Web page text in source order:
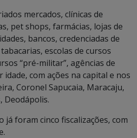
mercados, clínicas de
pet shops, farmácias, lojas de
bancos, credenciadas de
escolas de cursos
“pré-militar”, agências de
com ações na capital e nos
Coronel Sapucaia, Maracaju,
Deodápolis.
já foram cinco fiscalizações, com